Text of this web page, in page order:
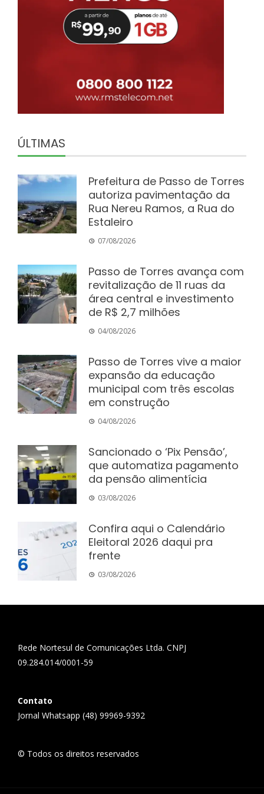
ÚLTIMAS
Prefeitura de Passo de Torres
autoriza pavimentação da
Rua Nereu Ramos, a Rua do
Estaleiro
07/08/2026
Passo de Torres avança com
revitalização de 11 ruas da
área central e investimento
de R$ 2,7 milhões
04/08/2026
Passo de Torres vive a maior
expansão da educação
municipal com três escolas
em construção
04/08/2026
Sancionado o ‘Pix Pensão’,
que automatiza pagamento
da pensão alimentícia
03/08/2026
Confira aqui o Calendário
Eleitoral 2026 daqui pra
frente
03/08/2026
Rede Nortesul de Comunicações Ltda. CNPJ
09.284.014/0001-59
Contato
Jornal Whatsapp (48) 99969-9392
© Todos os direitos reservados